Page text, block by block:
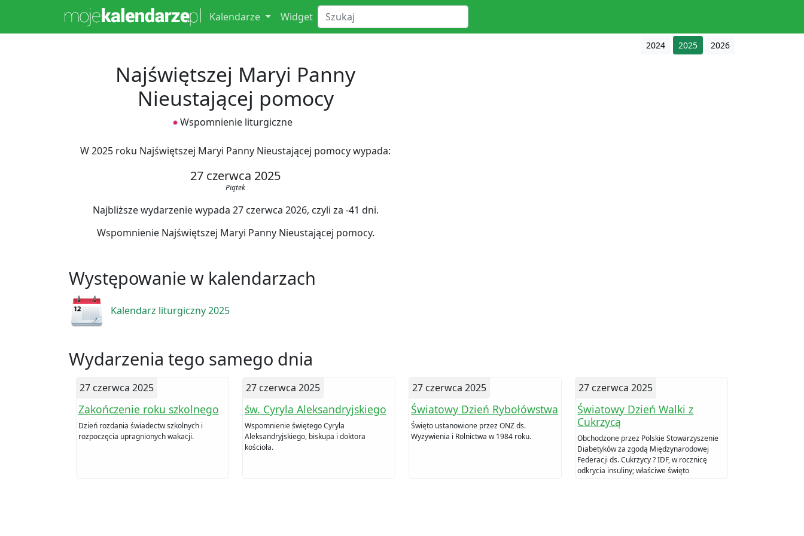
Kalendarze Widget
2024 2025 2026
Najświętszej Maryi Panny
Nieustającej pomocy
Wspomnienie liturgiczne
W 2025 roku Najświętszej Maryi Panny Nieustającej pomocy wypada:
27 czerwca 2025
Piątek
Najbliższe wydarzenie wypada 27 czerwca 2026, czyli za -41 dni.
Wspomnienie Najświętszej Maryi Panny Nieustającej pomocy.
Występowanie w kalendarzach
Kalendarz liturgiczny 2025
Wydarzenia tego samego dnia
27 czerwca 2025
Zakończenie roku szkolnego
Dzień rozdania świadectw szkolnych i
rozpoczęcia upragnionych wakacji.
27 czerwca 2025
św. Cyryla Aleksandryjskiego
Wspomnienie świętego Cyryla
Aleksandryjskiego, biskupa i doktora
kościoła.
27 czerwca 2025
Światowy Dzień Rybołówstwa
Święto ustanowione przez ONZ ds.
Wyżywienia i Rolnictwa w 1984 roku.
27 czerwca 2025
Światowy Dzień Walki z
Cukrzycą
Obchodzone przez Polskie Stowarzyszenie
Diabetyków za zgodą Międzynarodowej
Federacji ds. Cukrzycy ? IDF, w rocznicę
odkrycia insuliny; właściwe święto